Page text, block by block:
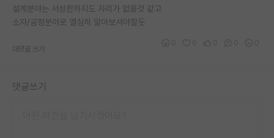
설계분야는 서성한까지도 자리가 없을것 같고
소자/공정분야로 열심히 알아보셔야할듯
대댓글 쓰기
댓글쓰기